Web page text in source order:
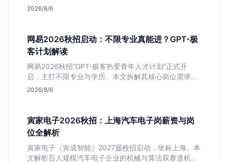
深度解析管培生项目，明确文商科主攻品牌营销、理工
2026/8/6
网易2026秋招启动：不限专业真能进？GPT-极
客计划解读
网易2026秋招“GPT-极客热爱青年人才计划”正式开
启，主打不限专业与学历。本文拆解其核心岗位需求
（技术研发、游戏策划、算法），分析非科班同学的投
2026/8/6
寅家电子2026秋招：上海汽车电子岗薪资与岗
位全解析
寅家电子（寅成智能）2027届校招启动，坐标上海。本
文解析百人规模汽车电子企业的机械与算法双赛道机